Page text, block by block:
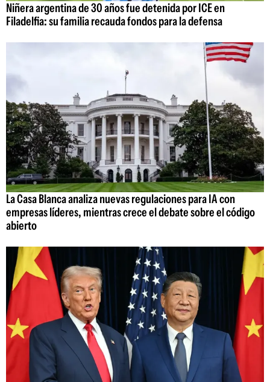
Niñera argentina de 30 años fue detenida por ICE en
Filadelfia: su familia recauda fondos para la defensa
La Casa Blanca analiza nuevas regulaciones para IA con
empresas líderes, mientras crece el debate sobre el código
abierto